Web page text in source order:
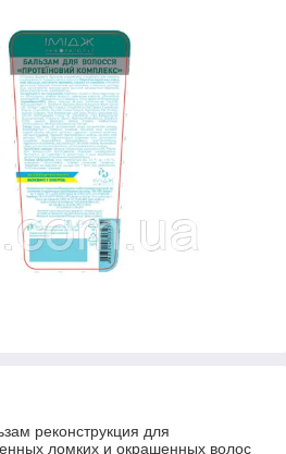
реконструкция для
ломких и окрашенных волос